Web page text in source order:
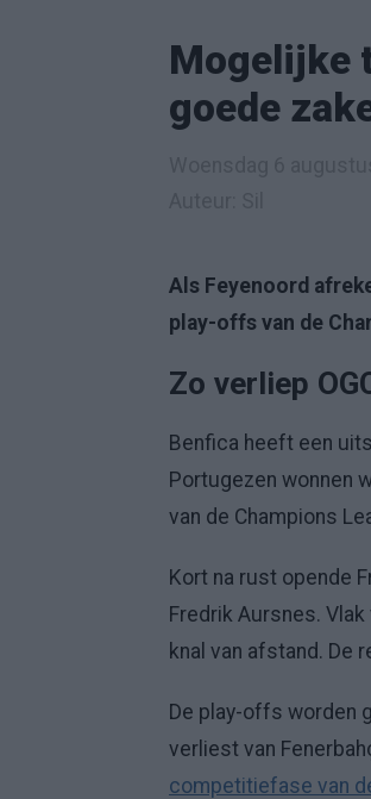
Mogelijke
goede
Als Feyenoord
play-offs van de
Zo verliep
Benfica heeft een
Portugezen wonnen
van de Champions
Kort na rust opende
Fredrik Aursnes.
knal van afstand. De
De play-offs worden
verliest van
competitiefase van